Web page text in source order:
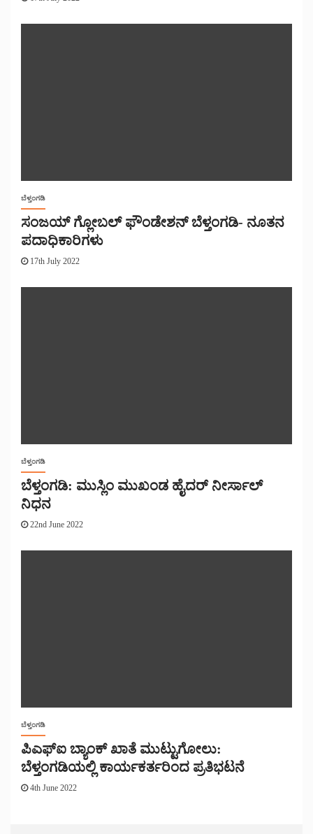
ಬೆಳ್ತಂಗಡಿ
ಸಂಜಯ್ ಗ್ಲೋಬಲ್ ಫೌಂಡೇಶನ್ ಬೆಳ್ತಂಗಡಿ- ನೂತನ
ಪದಾಧಿಕಾರಿಗಳು
17th July 2022
ಬೆಳ್ತಂಗಡಿ
ಬೆಳ್ತಂಗಡಿ: ಮುಸ್ಲಿಂ ಮುಖಂಡ ಹೈದರ್ ನೀರ್ಸಾಲ್
ನಿಧನ
22nd June 2022
ಬೆಳ್ತಂಗಡಿ
ಪಿಎಫ್ಐ ಬ್ಯಾಂಕ್ ಖಾತೆ ಮುಟ್ಟುಗೋಲು:
ಬೆಳ್ತಂಗಡಿಯಲ್ಲಿ ಕಾರ್ಯಕರ್ತರಿಂದ ಪ್ರತಿಭಟನೆ
4th June 2022